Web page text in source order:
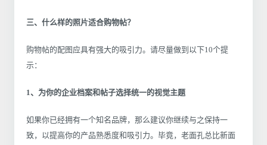
三、什么样的照片适合购物帖？
购物帖的配图应具有强大的吸引力。请尽量做到以下10个提
示：
1、为你的企业档案和帖子选择统一的视觉主题
如果你已经拥有一个知名品牌，那么建议你继续与之保持一
致，以提高你的产品熟悉度和吸引力。毕竟，老面孔总比新面